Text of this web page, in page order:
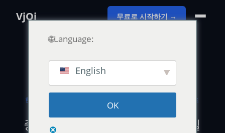
VjQj 무료로 시작하기 →
현지 법인 설립도, 복잡한 개발도, 무의미한 시행착오도
필요 없습니다.
중국 비즈니스를 여는 가장 확실
🌐Language:
English
OK